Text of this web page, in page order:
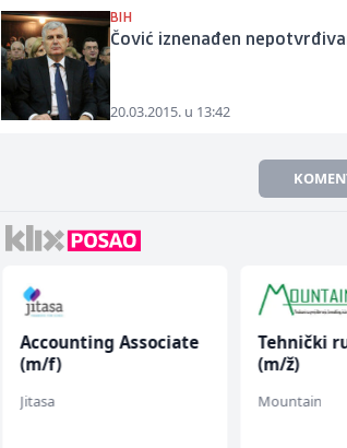
BIH
Čović iznenađen
20.03.2015. u 13:42
Accounting Associate
(m/f)
Jitasa
Tehnički
(m/ž)
Mountain